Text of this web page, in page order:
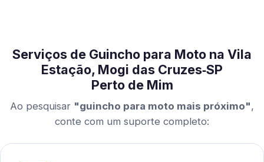
Serviços de Guincho para Moto na Vila
Estação, Mogi das Cruzes‑SP
Perto de Mim
Ao pesquisar "guincho para moto mais próximo",
conte com um suporte completo: